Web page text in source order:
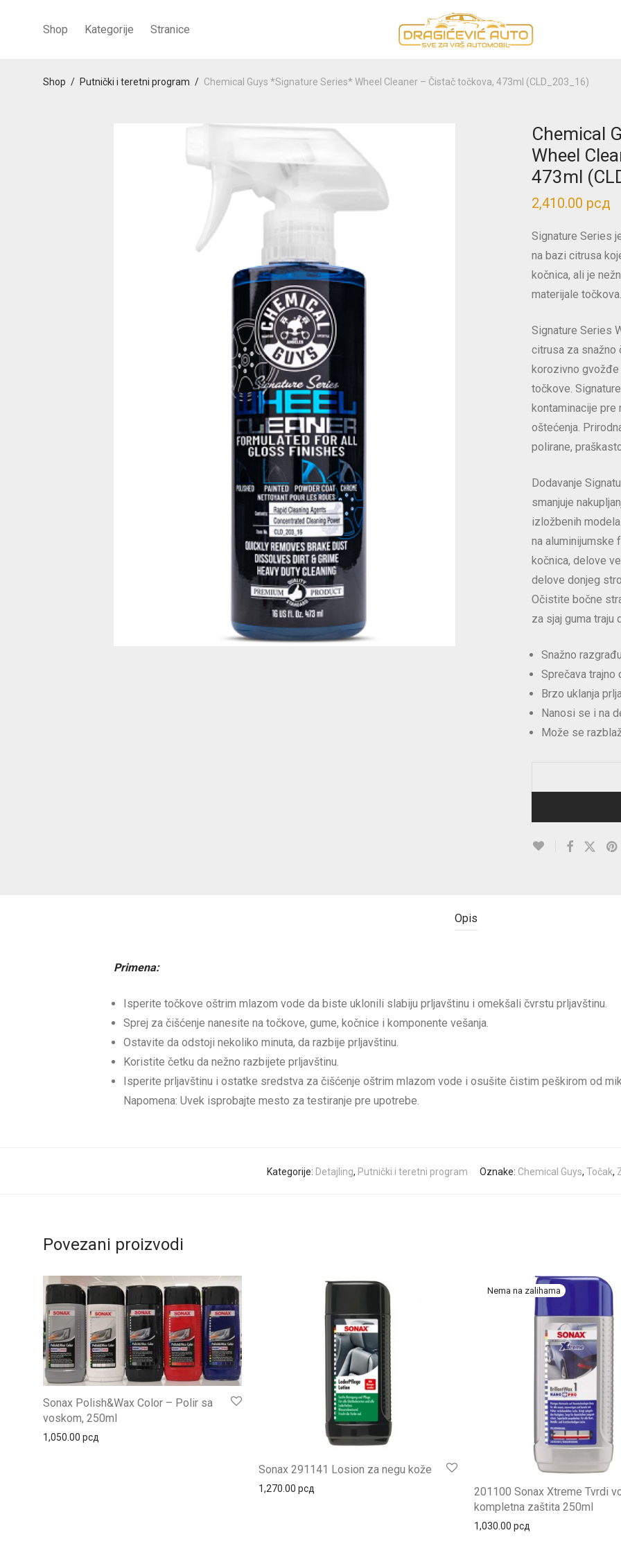
Shop Kategorije Stranice
Shop / Putnički i teretni program / Chemical Guys *Signature Series* Wheel Cleaner – Čistač točkova, 473ml (CLD_203_16)
Chemical
Wheel
473ml
2,410.00 рсд
Signature Series
na bazi citrusa
kočnica, ali je
materijale točkova.
Signature Series
citrusa za snažno
korozivno gvožđe
točkove.
kontaminacije pre
oštećenja.
polirane,
Dodavanje
smanjuje
izložbenih
na aluminijumske
kočnica, delove
delove donjeg
Očistite bočne
za sjaj guma traju
Snažno
Sprečava trajno
Brzo uklanja
Nanosi se i na
Može se
Opis
Primena:
Isperite točkove oštrim mlazom vode da biste uklonili slabiju prljavštinu i omekšali čvrstu prljavštinu.
Sprej za čišćenje nanesite na točkove, gume, kočnice i komponente vešanja.
Ostavite da odstoji nekoliko minuta, da razbije prljavštinu.
Koristite četku da nežno razbijete prljavštinu.
Isperite prljavštinu i ostatke sredstva za čišćenje oštrim mlazom vode i osušite čistim peškirom od
Napomena: Uvek isprobajte mesto za testiranje pre upotrebe.
Kategorije: Detajling, Putnički i teretni program Oznake: Chemical Guys, Točak,
Povezani proizvodi
Sonax Polish&Wax Color – Polir sa
voskom, 250ml
1,050.00 рсд
Sonax 291141 Losion za negu kože
1,270.00 рсд
201100 Sonax Xtreme Tvrdi
kompletna zaštita 250ml
1,030.00 рсд